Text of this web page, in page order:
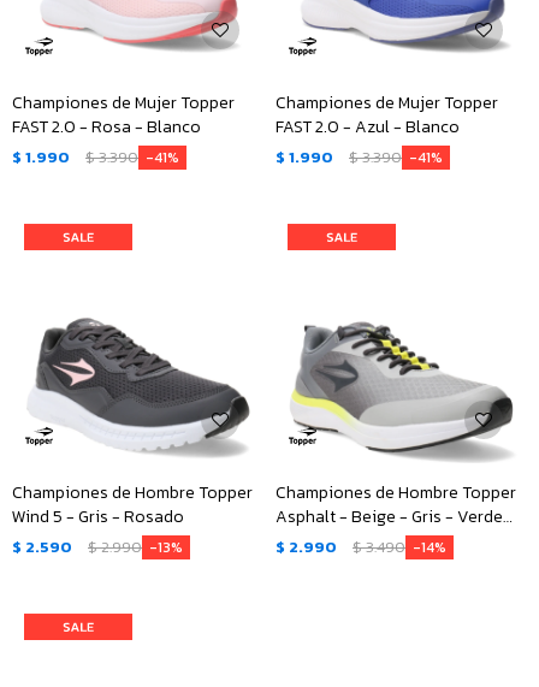
Championes de Mujer Topper
FAST 2.0 - Rosa - Blanco
$ 1.990 $3.390 41
Championes de Mujer Topper
FAST 2.0 - Azul - Blanco
$ 1.990 $3.390 41
Championes de Hombre Topper
Wind 5 - Gris - Rosado
$ 2.590 $2.990 13
Championes de Hombre Topper
Asphalt - Beige - Gris - Verde
Lima
$ 2.990 $3.490 14